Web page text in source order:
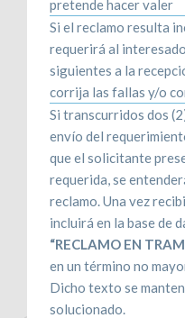
pretende hacer valer
Si el reclamo resulta
requerirá al
siguientes a la
corrija las fallas y/o
Si transcurridos dos
envío del
que el solicitante
requerida, se
reclamo. Una vez
incluirá en la base de
“RECLAMO EN
en un término no
Dicho texto se
solucionado.